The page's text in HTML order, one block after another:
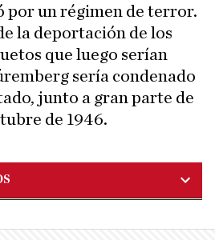
por un régimen de terror.
la deportación de los
que luego serían
sería condenado
junto a gran parte de
de 1946.